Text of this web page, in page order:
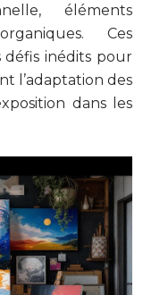
éléments
Ces
défis inédits pour
l’adaptation des
dans les